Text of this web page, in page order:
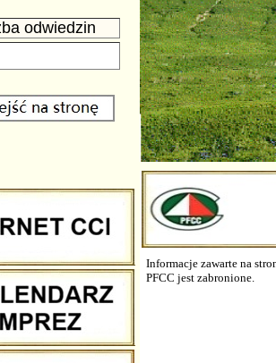
odwiedzin
Informacje zawarte na
PFCC jest zabronione.